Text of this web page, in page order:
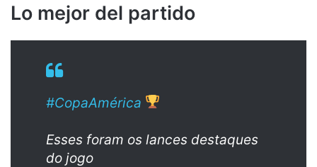
Lo mejor del partido
#CopaAmérica
Esses foram os lances destaques
do jogo